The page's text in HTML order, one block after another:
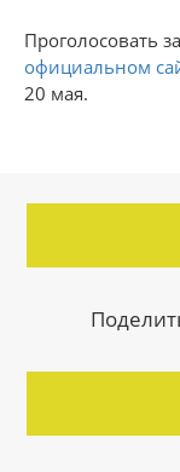
Проголосовать
официальном
20 мая.